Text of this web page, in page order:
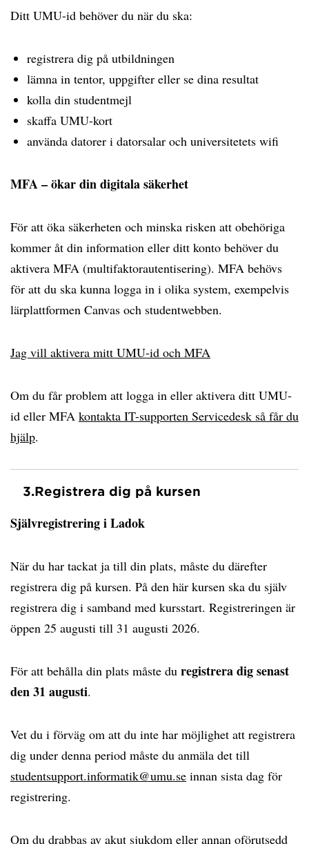
Ditt UMU-id behöver du när du ska:
registrera dig på utbildningen
lämna in tentor, uppgifter eller se dina resultat
kolla din studentmejl
skaffa UMU-kort
använda datorer i datorsalar och universitetets wifi
MFA – ökar din digitala säkerhet
För att öka säkerheten och minska risken att obehöriga
kommer åt din information eller ditt konto behöver du
aktivera MFA (multifaktorautentisering). MFA behövs
för att du ska kunna logga in i olika system, exempelvis
lärplattformen Canvas och studentwebben.
Jag vill aktivera mitt UMU-id och MFA
Om du får problem att logga in eller aktivera ditt UMU-
id eller MFA kontakta IT-supporten Servicedesk så får du
hjälp.
3.Registrera dig på kursen
Självregistrering i Ladok
När du har tackat ja till din plats, måste du därefter
registrera dig på kursen. På den här kursen ska du själv
registrera dig i samband med kursstart. Registreringen är
öppen 25 augusti till 31 augusti 2026.
För att behålla din plats måste du registrera dig senast
den 31 augusti.
Vet du i förväg om att du inte har möjlighet att registrera
dig under denna period måste du anmäla det till
studentsupport.informatik@umu.se innan sista dag för
registrering.
Om du drabbas av akut sjukdom eller annan oförutsedd